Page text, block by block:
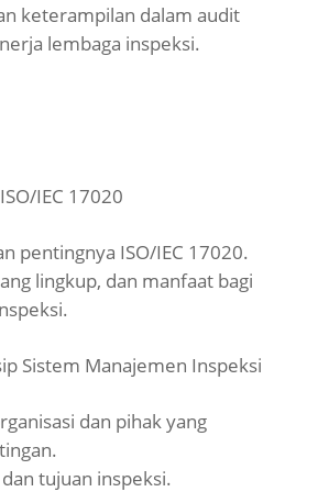
keterampilan dalam audit
lembaga inspeksi.
IEC 17020
pentingnya ISO/IEC 17020.
lingkup, dan manfaat bagi
Sistem Manajemen Inspeksi
dan pihak yang
tujuan inspeksi.